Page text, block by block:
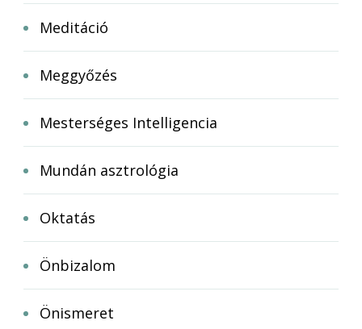
Meditáció
Meggyőzés
Mesterséges Intelligencia
Mundán asztrológia
Oktatás
Önbizalom
Önismeret